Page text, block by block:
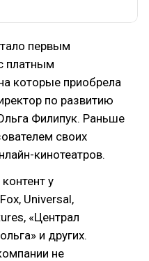
первым
платным
которые приобрела
по развитию
Филипук. Раньше
своих
кинотеатров.
у
Universal,
«Централ
и других.
не